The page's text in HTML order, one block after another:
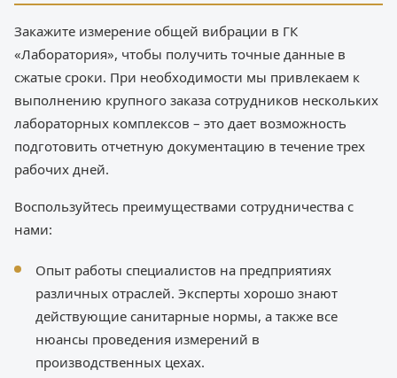
Закажите измерение общей вибрации в ГК
«Лаборатория», чтобы получить точные данные в
сжатые сроки. При необходимости мы привлекаем к
выполнению крупного заказа сотрудников нескольких
лабораторных комплексов – это дает возможность
подготовить отчетную документацию в течение трех
рабочих дней.
Воспользуйтесь преимуществами сотрудничества с
нами:
Опыт работы специалистов на предприятиях
различных отраслей. Эксперты хорошо знают
действующие санитарные нормы, а также все
нюансы проведения измерений в
производственных цехах.